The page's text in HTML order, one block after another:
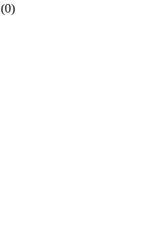
(0)